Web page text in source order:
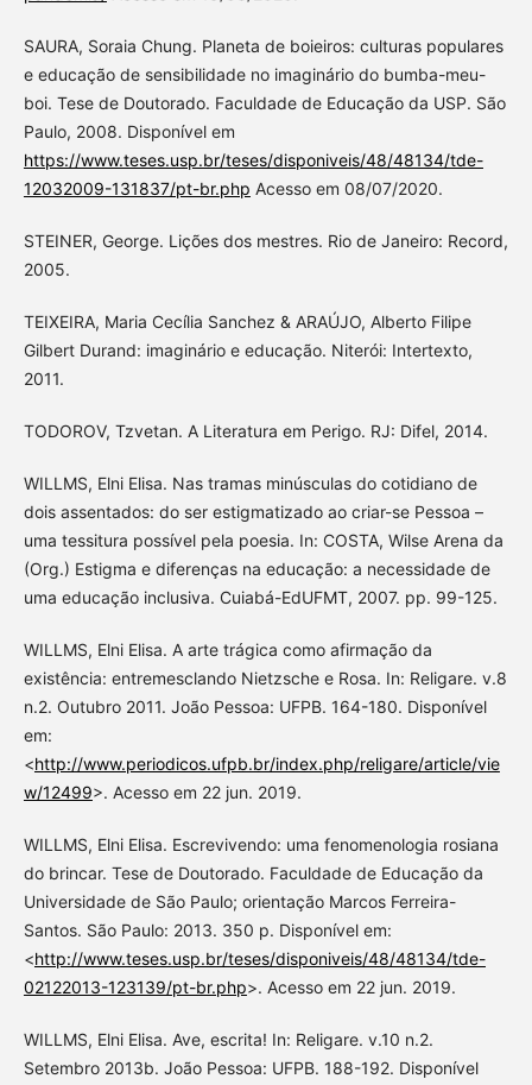
SAURA, Soraia Chung. Planeta de boieiros: culturas populares
e educação de sensibilidade no imaginário do bumba-meu-
boi. Tese de Doutorado. Faculdade de Educação da USP. São
Paulo, 2008. Disponível em
https://www.teses.usp.br/teses/disponiveis/48/48134/tde-
12032009-131837/pt-br.php Acesso em 08/07/2020.
STEINER, George. Lições dos mestres. Rio de Janeiro: Record,
2005.
TEIXEIRA, Maria Cecília Sanchez & ARAÚJO, Alberto Filipe
Gilbert Durand: imaginário e educação. Niterói: Intertexto,
2011.
TODOROV, Tzvetan. A Literatura em Perigo. RJ: Difel, 2014.
WILLMS, Elni Elisa. Nas tramas minúsculas do cotidiano de
dois assentados: do ser estigmatizado ao criar-se Pessoa –
uma tessitura possível pela poesia. In: COSTA, Wilse Arena da
(Org.) Estigma e diferenças na educação: a necessidade de
uma educação inclusiva. Cuiabá-EdUFMT, 2007. pp. 99-125.
WILLMS, Elni Elisa. A arte trágica como afirmação da
existência: entremesclando Nietzsche e Rosa. In: Religare. v.8
n.2. Outubro 2011. João Pessoa: UFPB. 164-180. Disponível
em:
<http://www.periodicos.ufpb.br/index.php/religare/article/vie
w/12499>. Acesso em 22 jun. 2019.
WILLMS, Elni Elisa. Escrevivendo: uma fenomenologia rosiana
do brincar. Tese de Doutorado. Faculdade de Educação da
Universidade de São Paulo; orientação Marcos Ferreira-
Santos. São Paulo: 2013. 350 p. Disponível em:
<http://www.teses.usp.br/teses/disponiveis/48/48134/tde-
02122013-123139/pt-br.php>. Acesso em 22 jun. 2019.
WILLMS, Elni Elisa. Ave, escrita! In: Religare. v.10 n.2.
Setembro 2013b. João Pessoa: UFPB. 188-192. Disponível